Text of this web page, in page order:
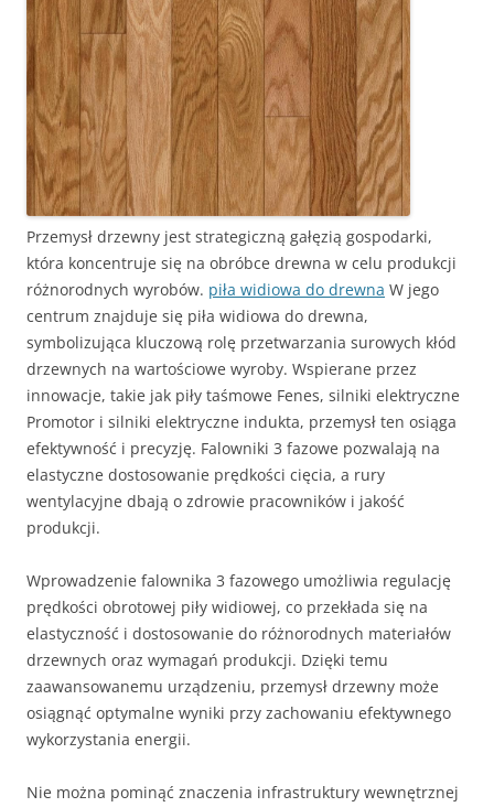
Przemysł drzewny jest strategiczną gałęzią gospodarki,
która koncentruje się na obróbce drewna w celu produkcji
różnorodnych wyrobów. piła widiowa do drewna W jego
centrum znajduje się piła widiowa do drewna,
symbolizująca kluczową rolę przetwarzania surowych kłód
drzewnych na wartościowe wyroby. Wspierane przez
innowacje, takie jak piły taśmowe Fenes, silniki elektryczne
Promotor i silniki elektryczne indukta, przemysł ten osiąga
efektywność i precyzję. Falowniki 3 fazowe pozwalają na
elastyczne dostosowanie prędkości cięcia, a rury
wentylacyjne dbają o zdrowie pracowników i jakość
produkcji.
Wprowadzenie falownika 3 fazowego umożliwia regulację
prędkości obrotowej piły widiowej, co przekłada się na
elastyczność i dostosowanie do różnorodnych materiałów
drzewnych oraz wymagań produkcji. Dzięki temu
zaawansowanemu urządzeniu, przemysł drzewny może
osiągnąć optymalne wyniki przy zachowaniu efektywnego
wykorzystania energii.
Nie można pominąć znaczenia infrastruktury wewnętrznej